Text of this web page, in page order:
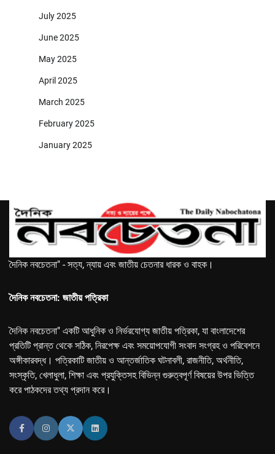
July 2025
June 2025
May 2025
April 2025
March 2025
February 2025
January 2025
দৈনিক নবচেতনা" - সত্য, ন্যায় এবং জাতীয় চেতনার ধারক ও বাহক।
দৈনিক নবচেতনা: জাতীয় পত্রিকা
দৈনিক নবচেতনা" একটি আধুনিক ও নির্ভরযোগ্য জাতীয় পত্রিকা, যা বাংলাদেশের
প্রতিটি প্রান্ত থেকে সঠিক, নিরপেক্ষ এবং সময়োপযোগী সংবাদ সংগ্রহ ও পরিবেশনে
অঙ্গীকারবদ্ধ। পত্রিকাটি জাতীয় ও আন্তর্জাতিক ঘটনাবলী, রাজনীতি, অর্থনীতি,
সংস্কৃতি, খেলাধুলা, শিক্ষা এবং প্রযুক্তিসহ বিভিন্ন গুরুত্বপূর্ণ বিষয়ের উপর ভিত্তি
করে পাঠকদের তথ্য প্রদান করে।